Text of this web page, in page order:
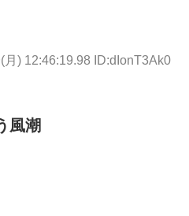
月) 12:46:19.98 ID:dIonT3Ak0
風潮